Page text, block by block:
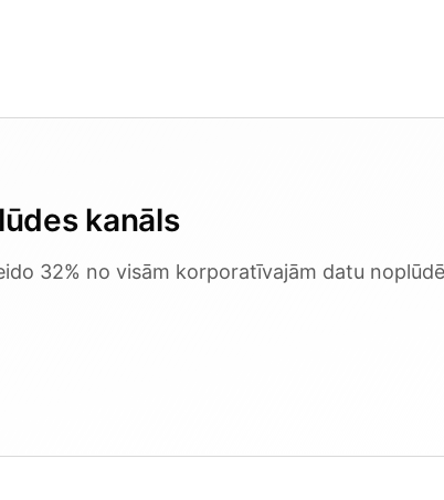
kanāls
32% no visām korporatīvajām datu